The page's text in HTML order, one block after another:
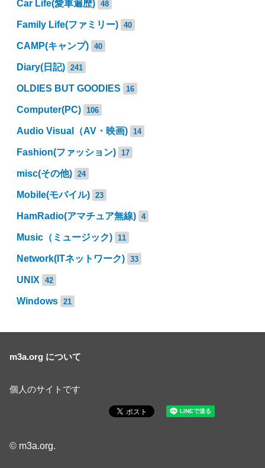
Car Life(愛車遍歴) 48
Family Life(ファミリー) 40
CAMP(キャンプ) 40
Diary(日記) 241
OLDIES BUT GOODIES 16
Computer(PC) 106
Audio Visual（AV・映画) 14
Fashion(ファッション) 17
misc(その他) 24
Mobile(モバイル) 23
HamRadio(アマチュア無線) 4
Music（ミュージック) 11
Network(ITネットワーク) 33
UNIX 42
Windows 21
m3a.org について
個人のサイトです
© m3a.org.